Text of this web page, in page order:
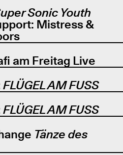
Sonic Youth
Mistress &
am Freitag Live
FLÜGEL AM FUSS
FLÜGEL AM FUSS
Tänze des